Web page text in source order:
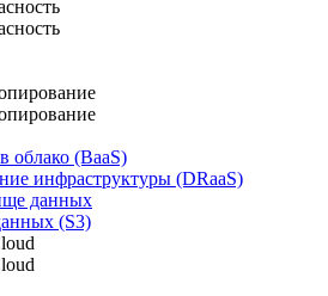
облако (BaaS)
инфраструктуры (DRaaS)
данных
(S3)